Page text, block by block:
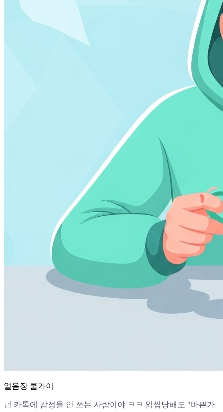
얼음장 쿨가이
넌 카톡에 감정을 안 쓰는 사람이야 ㅋㅋ 읽씹당해도 "바쁜가